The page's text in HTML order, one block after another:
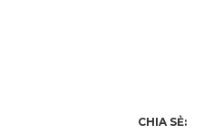
CHIA SẺ: